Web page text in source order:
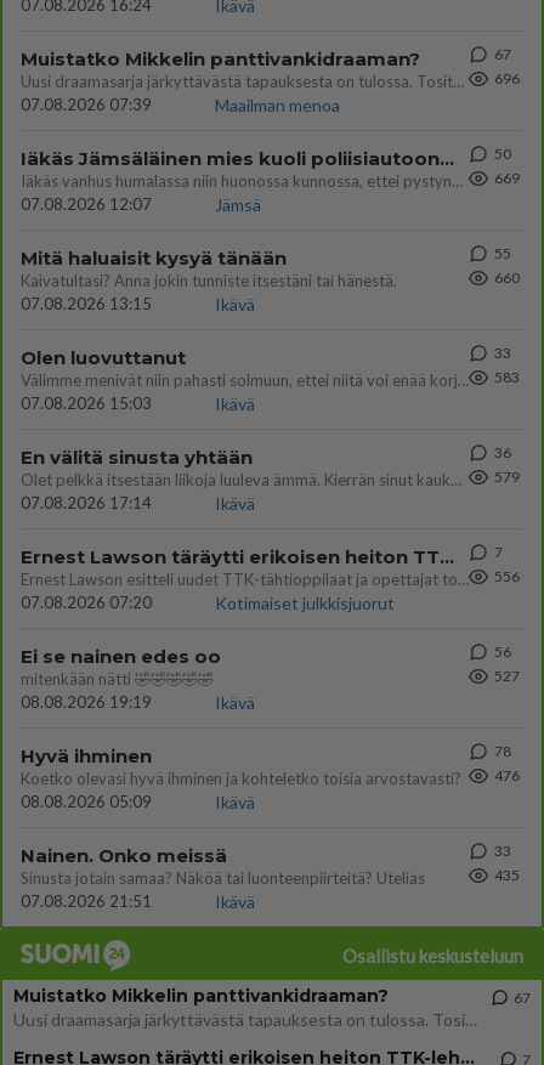
07.08.2026 16:24 Ikävä
Muistatko Mikkelin panttivankidraaman?
Uusi draamasarja järkyttävästä tapauksesta on tulossa. Tositapahtumiin perustuva sarja ammentaa vuoden 1986 Mikkelin pan
07.08.2026 07:39
Maailman menoa
67
696
Iäkäs Jämsäläinen mies kuoli poliisiautoon matkalla Jyväskylän putkaan
Iäkäs vanhus humalassa niin huonossa kunnossa, ettei pystynyt huolehtimaan itsestään niin ainoa apu sillä hetkellä oli
07.08.2026 12:07
Jämsä
50
669
Mitä haluaisit kysyä tänään
Kaivatultasi? Anna jokin tunniste itsestäni tai hänestä.
07.08.2026 13:15
Ikävä
55
660
Olen luovuttanut
Välimme menivät niin pahasti solmuun, ettei niitä voi enää korjata. On aika jatkaa elämässä eteenpäin. Toivon sulle kaik
07.08.2026 15:03
Ikävä
33
583
En välitä sinusta yhtään
Olet pelkkä itsestään liikoja luuleva ämmä. Kierrän sinut kaukaa nyt ja aina. Olit mulle pelkkä lelu vaan.
07.08.2026 17:14
Ikävä
36
579
Ernest Lawson täräytti erikoisen heiton TTK-lehdistötilaisuudessa: " Onko tässä tarkoituksena...?"
Ernest Lawson esitteli uudet TTK-tähtioppilaat ja opettajat torstaina 6.8. lehdistölle. Tulevalla kaudella on yksi hausk
07.08.2026 07:20
Kotimaiset julkkisjuorut
7
556
Ei se nainen edes oo
mitenkään nätti 🤣🤣🤣🤣🤣
08.08.2026 19:19
Ikävä
56
527
Hyvä ihminen
Koetko olevasi hyvä ihminen ja kohteletko toisia arvostavasti?
08.08.2026 05:09
Ikävä
78
476
Nainen. Onko meissä
Sinusta jotain samaa? Näköä tai luonteenpiirteitä? Utelias
07.08.2026 21:51
Ikävä
33
435
Osallistu keskusteluun
Muistatko Mikkelin panttivankidraaman?
Uusi draamasarja järkyttävästä tapauksesta on tulossa. Tositapahtumiin perustuva sarja ammentaa vuoden 1986 Mikkelin pan
67
Ernest Lawson täräytti erikoisen heiton TTK-lehdistötilaisuudessa: " Onko tässä tarkoituksena...?" 7